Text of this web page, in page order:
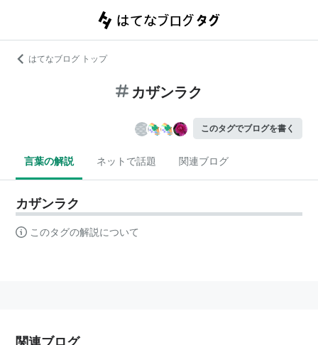
はてなブログ トップ
カザンラク
このタグでブログを書く
言葉の解説 ネットで話題 関連ブログ
カザンラク
このタグの解説について
関連ブログ